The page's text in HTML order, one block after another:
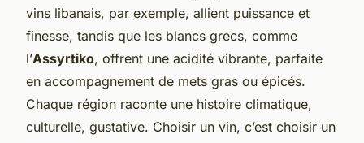
vins libanais, par exemple, allient puissance et
finesse, tandis que les blancs grecs, comme
l’Assyrtiko, offrent une acidité vibrante, parfaite
en accompagnement de mets gras ou épicés.
Chaque région raconte une histoire climatique,
culturelle, gustative. Choisir un vin, c’est choisir un